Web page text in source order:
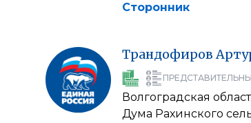
Сторонник
Трандофиров
Волгоградская
Дума Рахинского